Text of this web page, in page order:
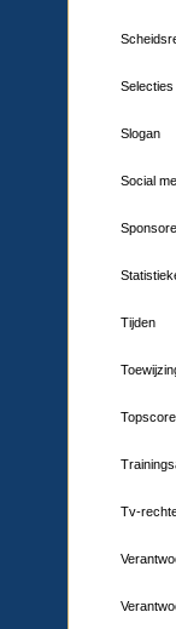
Selecties
Slogan
Social
Tijden
Tv-